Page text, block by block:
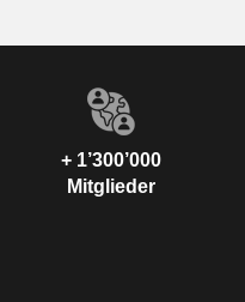
+ 1’300’000
Mitglieder